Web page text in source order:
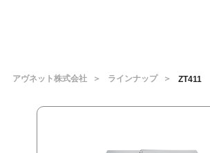
アヴネット株式会社 ラインナップ ZT411